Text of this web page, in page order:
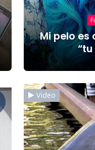
Mi pelo es
Video